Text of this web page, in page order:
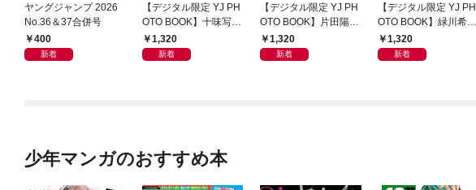
ヤングジャンプ 2026
No.36＆37合併号
400
新着
【デジタル限定 YJ PH
OTO BOOK】十味写真
集「続・『ぽみ』！？
どこでもトレイン・ベ
1,320
新着
【デジタル限定 YJ PH
OTO BOOK】片田陽依
写真集「羽色日和」
1,320
新着
【デジタル限定 YJ PH
OTO BOOK】緑川希星
写真集「きらら、キラ
リ」
1,320
新着
少年マンガのおすすめ本